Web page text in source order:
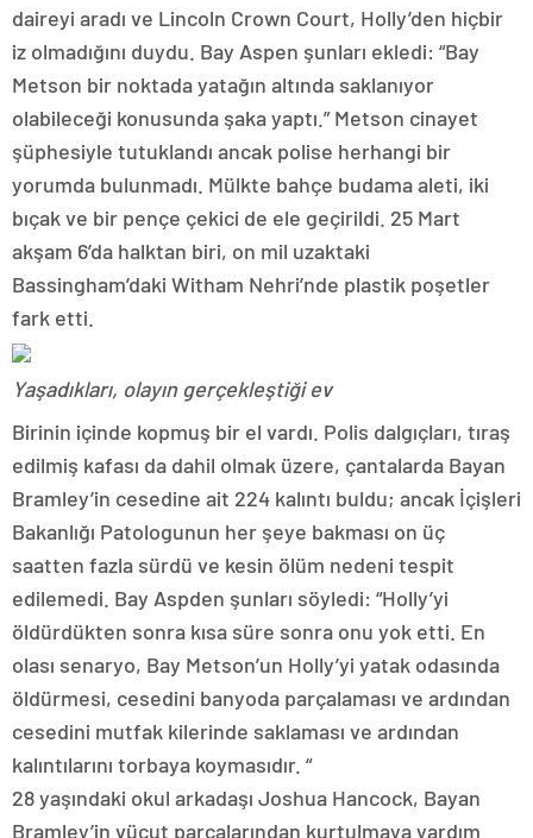
daireyi aradı ve Lincoln Crown Court, Holly’den hiçbir
iz olmadığını duydu. Bay Aspen şunları ekledi: “Bay
Metson bir noktada yatağın altında saklanıyor
olabileceği konusunda şaka yaptı.” Metson cinayet
şüphesiyle tutuklandı ancak polise herhangi bir
yorumda bulunmadı. Mülkte bahçe budama aleti, iki
bıçak ve bir pençe çekici de ele geçirildi. 25 Mart
akşam 6’da halktan biri, on mil uzaktaki
Bassingham’daki Witham Nehri’nde plastik poşetler
fark etti.
Yaşadıkları, olayın gerçekleştiği ev
Birinin içinde kopmuş bir el vardı. Polis dalgıçları, tıraş
edilmiş kafası da dahil olmak üzere, çantalarda Bayan
Bramley’in cesedine ait 224 kalıntı buldu; ancak İçişleri
Bakanlığı Patologunun her şeye bakması on üç
saatten fazla sürdü ve kesin ölüm nedeni tespit
edilemedi. Bay Aspden şunları söyledi: “Holly’yi
öldürdükten sonra kısa süre sonra onu yok etti. En
olası senaryo, Bay Metson’un Holly’yi yatak odasında
öldürmesi, cesedini banyoda parçalaması ve ardından
cesedini mutfak kilerinde saklaması ve ardından
kalıntılarını torbaya koymasıdır. “
28 yaşındaki okul arkadaşı Joshua Hancock, Bayan
Bramley’in vücut parçalarından kurtulmaya yardım